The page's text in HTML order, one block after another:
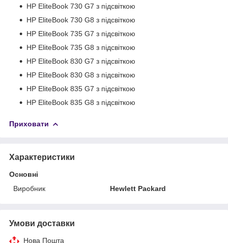
HP EliteBook 730 G7 з підсвіткою
HP EliteBook 730 G8 з підсвіткою
HP EliteBook 735 G7 з підсвіткою
HP EliteBook 735 G8 з підсвіткою
HP EliteBook 830 G7 з підсвіткою
HP EliteBook 830 G8 з підсвіткою
HP EliteBook 835 G7 з підсвіткою
HP EliteBook 835 G8 з підсвіткою
Приховати
Характеристики
Основні
Виробник
Hewlett Packard
Умови доставки
Нова Пошта